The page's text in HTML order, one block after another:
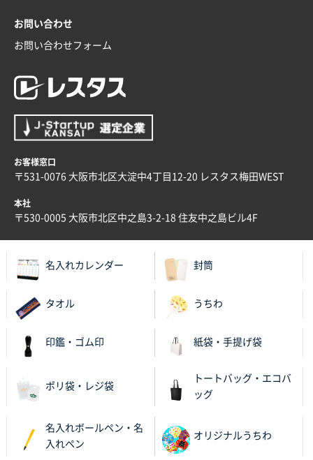
お問い合わせ
お問い合わせフォーム
お客様窓口
〒531-0076 大阪市北区大淀中4丁目12-20 レスタス梅田WEST
本社
〒530-0005 大阪市北区中之島3-2-18 住友中之島ビル4F
名入れカレンダー 封筒
タオル うちわ
印鑑・ゴム印 紙袋・手提げ袋
ポリ袋・レジ袋
トートバッグ・エコバ
ッグ
名入れボールペン・名
入れペン
オリジナルうちわ